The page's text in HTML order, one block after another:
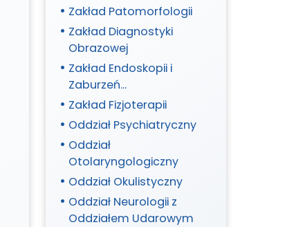
Zakład Patomorfologii
Zakład Diagnostyki
Obrazowej
Zakład Endoskopii i
Zaburzeń
Metabolicznych
Zakład Fizjoterapii
Oddział Psychiatryczny
Oddział
Otolaryngologiczny
Oddział Okulistyczny
Oddział Neurologii z
Oddziałem Udarowym